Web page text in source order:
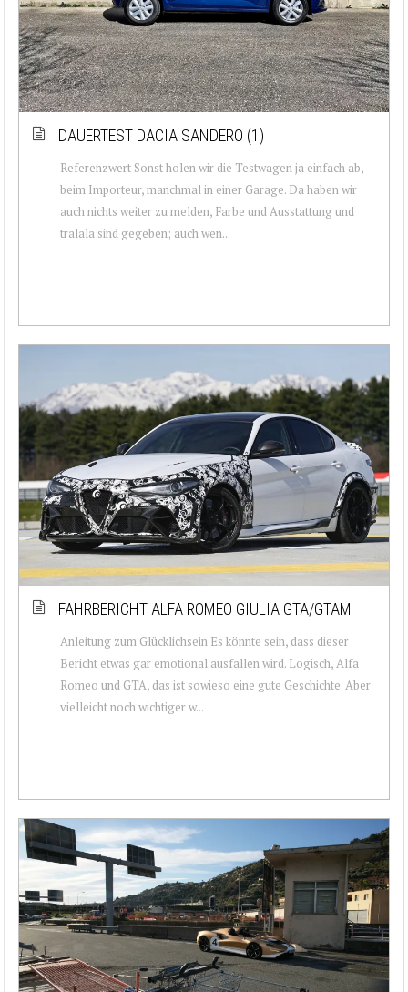
DAUERTEST DACIA SANDERO (1)
Referenzwert Sonst holen wir die Testwagen ja einfach ab,
beim Importeur, manchmal in einer Garage. Da haben wir
auch nichts weiter zu melden, Farbe und Ausstattung und
tralala sind gegeben; auch wen...
FAHRBERICHT ALFA ROMEO GIULIA GTA/GTAM
Anleitung zum Glücklichsein Es könnte sein, dass dieser
Bericht etwas gar emotional ausfallen wird. Logisch, Alfa
Romeo und GTA, das ist sowieso eine gute Geschichte. Aber
vielleicht noch wichtiger w...